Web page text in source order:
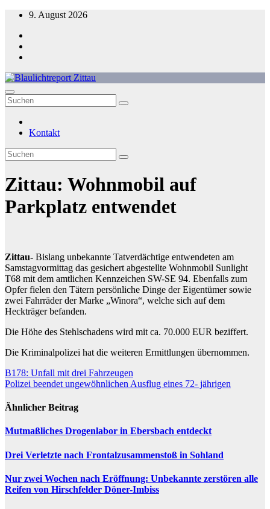
Zum
springen
9. August 2026
Blaulichtreport Zittau
Kontakt
Zittau: Wohnmobil auf
Parkplatz entwendet
Zittau- Bislang unbekannte Tatverdächtige entwendeten am
Samstagvormittag das gesichert abgestellte Wohnmobil Sunlight
T68 mit dem amtlichen Kennzeichen SW-SE 94. Ebenfalls zum
Opfer fielen den Tätern persönliche Dinge der Eigentümer sowie
zwei Fahrräder der Marke „Winora“, welche sich auf dem
Heckträger befanden.
Die Höhe des Stehlschadens wird mit ca. 70.000 EUR beziffert.
Die Kriminalpolizei hat die weiteren Ermittlungen übernommen.
Beitragsnavigation
B178: Unfall mit drei Fahrzeugen
Polizei beendet ungewöhnlichen Ausflug eines 72- jährigen
Ähnlicher Beitrag
Mutmaßliches Drogenlabor in Ebersbach entdeckt
Drei Verletzte nach Frontalzusammenstoß in Sohland
Nur zwei Wochen nach Eröffnung: Unbekannte zerstören alle
Reifen von Hirschfelder Döner-Imbiss